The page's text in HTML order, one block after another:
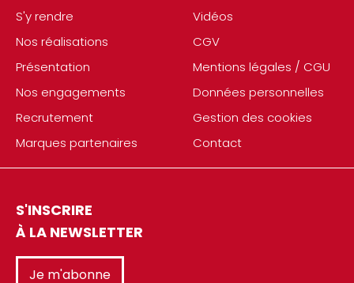
S'y rendre
Nos réalisations
Présentation
Nos engagements
Recrutement
Marques partenaires
Vidéos
CGV
Mentions légales / CGU
Données personnelles
Gestion des cookies
Contact
S'INSCRIRE
À LA NEWSLETTER
Je m'abonne